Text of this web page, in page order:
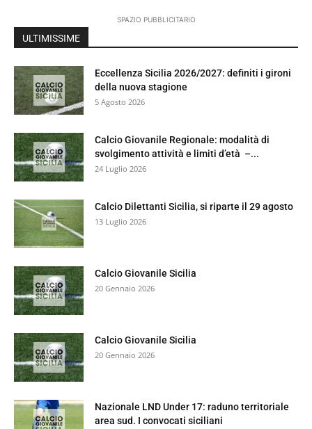
SPAZIO PUBBLICITARIO
ULTIMISSIME
Eccellenza Sicilia 2026/2027: definiti i gironi
della nuova stagione
5 Agosto 2026
Calcio Giovanile Regionale: modalità di
svolgimento attività e limiti d’età –...
24 Luglio 2026
Calcio Dilettanti Sicilia, si riparte il 29 agosto
13 Luglio 2026
Calcio Giovanile Sicilia
20 Gennaio 2026
Calcio Giovanile Sicilia
20 Gennaio 2026
Nazionale LND Under 17: raduno territoriale
area sud. I convocati siciliani